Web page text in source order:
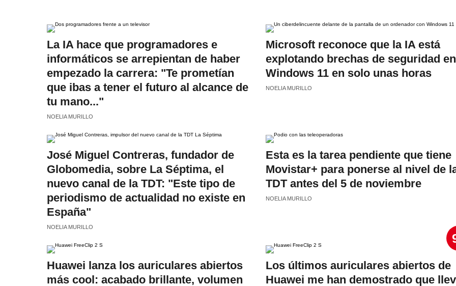
La IA hace que programadores e
informáticos se arrepientan de haber
empezado la carrera: "Te prometían
que ibas a tener el futuro al alcance de
tu mano..."
NOELIA MURILLO
Microsoft reconoce que la IA está
explotando brechas de seguridad en
Windows 11 en solo unas horas
NOELIA MURILLO
José Miguel Contreras, fundador de
Globomedia, sobre La Séptima, el
nuevo canal de la TDT: "Este tipo de
periodismo de actualidad no existe en
España"
NOELIA MURILLO
Esta es la tarea pendiente que tiene
Movistar+ para ponerse al nivel de
TDT antes del 5 de noviembre
NOELIA MURILLO
Huawei lanza los auriculares abiertos
más cool: acabado brillante, volumen
Los últimos auriculares abiertos de
Huawei me han demostrado que